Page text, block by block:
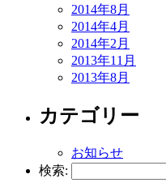
2014年8月
2014年4月
2014年2月
2013年11月
2013年8月
カテゴリー
お知らせ
検索: